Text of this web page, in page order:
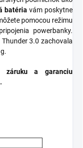
batéria vám poskytne
pomocou režimu
powerbanky.
3.0 zachovala
záruku a garanciu